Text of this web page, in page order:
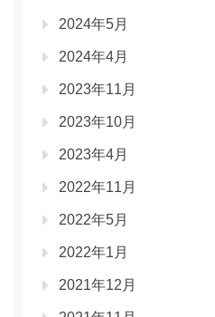
2024年5月
2024年4月
2023年11月
2023年10月
2023年4月
2022年11月
2022年5月
2022年1月
2021年12月